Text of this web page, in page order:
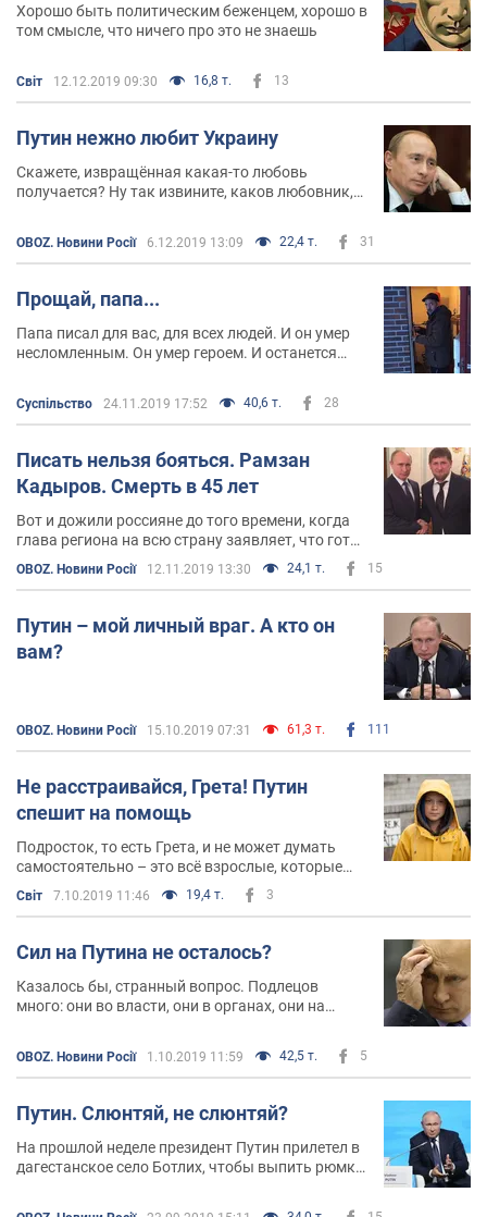
Хорошо быть политическим беженцем, хорошо в
том смысле, что ничего про это не знаешь
Світ 12.12.2019 09:30 16,8 т. 13
Путин нежно любит Украину
Скажете, извращённая какая-то любовь
получается? Ну так извините, каков любовник,
OBOZ. Новини Росії 6.12.2019 13:09 22,4 т. 31
Прощай, папа...
Папа писал для вас, для всех людей. И он умер
несломленным. Он умер героем. И останется
Суспільство 24.11.2019 17:52 40,6 т. 28
Писать нельзя бояться. Рамзан
Кадыров. Смерть в 45 лет
Вот и дожили россияне до того времени, когда
глава региона на всю страну заявляет, что готов
убивать, ему уже терять нечего – 45 лет
стукнуло
OBOZ. Новини Росії 12.11.2019 13:30 24,1 т. 15
Путин – мой личный враг. А кто он
вам?
OBOZ. Новини Росії 15.10.2019 07:31 61,3 т. 111
Не расстраивайся, Грета! Путин
спешит на помощь
Подросток, то есть Грета, и не может думать
самостоятельно – это всё взрослые, которые
разрешили ей смотреть ужасы про климат в
интернете или телевизоре
Світ 7.10.2019 11:46 19,4 т. 3
Сил на Путина не осталось?
Казалось бы, странный вопрос. Подлецов
много: они во власти, они в органах, они на
OBOZ. Новини Росії 1.10.2019 11:59 42,5 т. 5
Путин. Слюнтяй, не слюнтяй?
На прошлой неделе президент Путин прилетел в
дагестанское село Ботлих, чтобы выпить рюмку